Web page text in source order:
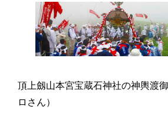
頂上劔山本宮宝蔵石神社の神輿渡
ロさん）